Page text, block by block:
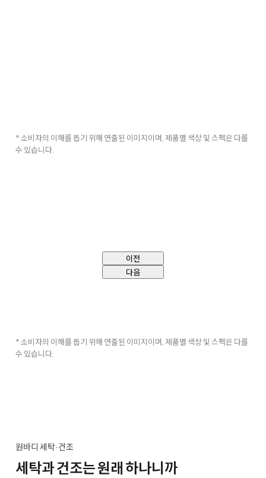
* 소비자의 이해를 돕기 위해 연출된 이미지이며, 제품별 색상 및 스펙은 다를
수 있습니다.
이전
다음
* 소비자의 이해를 돕기 위해 연출된 이미지이며, 제품별 색상 및 스펙은 다를
수 있습니다.
원바디 세탁·건조
세탁과 건조는 원래 하나니까